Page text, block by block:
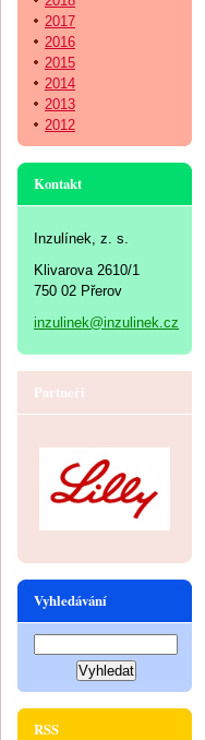
2017
2016
2015
2014
2013
2012
Kontakt
Inzulínek, z. s.
Klivarova 2610/1
750 02 Přerov
inzulinek@inzulinek.cz
Partneři
Vyhledávání
RSS